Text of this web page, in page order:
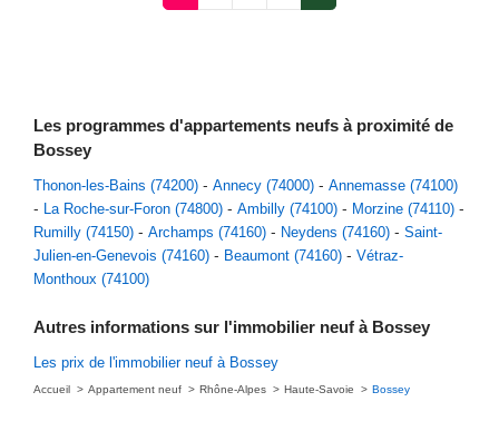
Les programmes d'appartements neufs à proximité de
Bossey
Thonon-les-Bains (74200) Annecy (74000)
Annemasse (74100)
La Roche-sur-Foron (74800)
Ambilly (74100)
Morzine (74110)
Rumilly (74150)
Archamps (74160) Neydens (74160)
Saint-
Julien-en-Genevois (74160)
Beaumont (74160)
Vétraz-
Monthoux (74100)
Autres informations sur l'immobilier neuf à Bossey
Les prix de l'immobilier neuf à Bossey
Accueil Appartement neuf Rhône-Alpes Haute-Savoie Bossey